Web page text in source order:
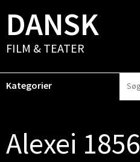
DANSK
FILM & TEATER
Kategorier
Alexei 1856